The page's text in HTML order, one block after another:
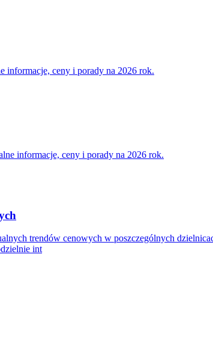
informacje, ceny i porady na 2026 rok.
informacje, ceny i porady na 2026 rok.
trendów cenowych w poszczególnych
int